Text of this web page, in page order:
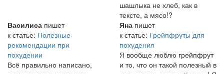
шашлыка не хлеб, как в
тексте, а мясо!?
Василиса пишет
к статье: Полезные
рекомендации при
похудении
Всё правильно написано,
Яна пишет
к статье: Грейпфруты для
похудения
Я вообще люблю грейпфрут
и то, что он такой полезный в